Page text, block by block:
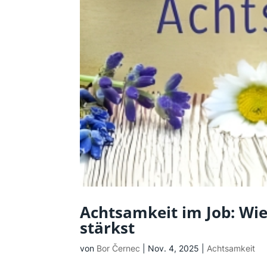
Achtsamkeit im Job:
stärkst
von Bor Černec Nov. 4, 2025 Achtsamkeit